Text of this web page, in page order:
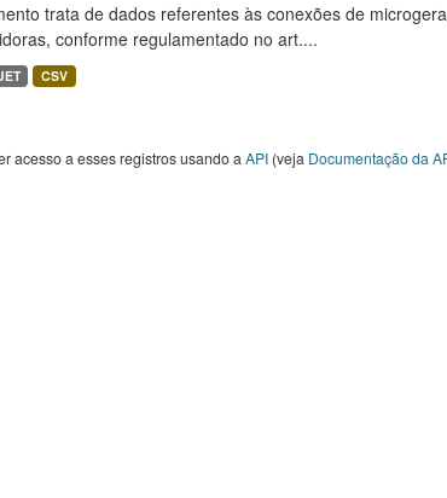
trata de dados referentes às conexões de
conforme regulamentado no art....
CSV
acesso a esses registros usando a API(veja Documentação da